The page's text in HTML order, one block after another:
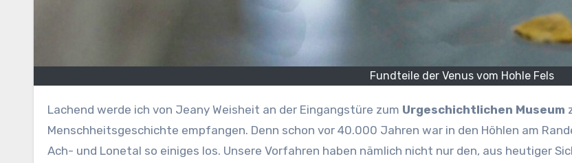
Fundteile der Venus vom Hohle Fels
Lachend werde ich von Jeany Weisheit an der Eingangstüre zum Urgeschichtlichen Museum
Menschheitsgeschichte empfangen. Denn schon vor 40.000 Jahren war in den Höhlen am
Ach- und Lonetal so einiges los. Unsere Vorfahren haben nämlich nicht nur den, aus heutiger